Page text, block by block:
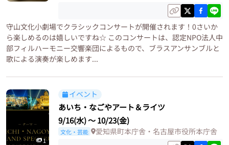
守山文化小劇場でクラシックコンサートが開催されます！0さいか
ら楽しめるのは嬉しいですね☆ このコンサートは、認定NPO法人中
部フィルハーモニー交響楽団によるもので、ブラスアンサンブルと
歌による演奏が楽しめます...
1
イベント
あいち・なごやアート＆ライツ
9/16(水)〜10/23(金)
文化・芸能 愛知県町本庁舎・名古屋市役所本庁舎